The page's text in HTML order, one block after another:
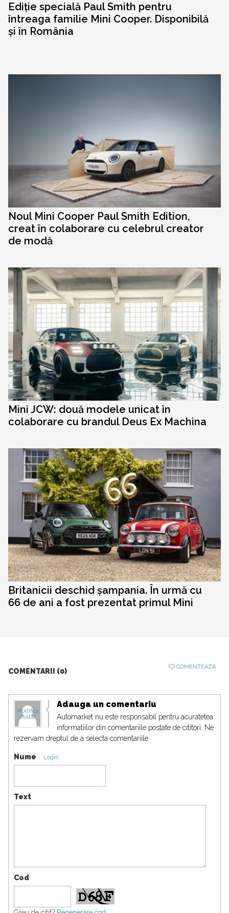
Ediție specială Paul Smith pentru
întreaga familie Mini Cooper. Disponibilă
și în România
Noul Mini Cooper Paul Smith Edition,
creat în colaborare cu celebrul creator
de modă
Mini JCW: două modele unicat în
colaborare cu brandul Deus Ex Machina
Britanicii deschid șampania. În urmă cu
66 de ani a fost prezentat primul Mini
COMENTARII (0)
COMENTEAZA
Modifica
avatar
Adauga un comentariu
Automarket nu este responsabil pentru acuratetea
informatiilor din comentariile postate de cititori. Ne
rezervam dreptul de a selecta comentariile.
Nume Login
Text
Cod